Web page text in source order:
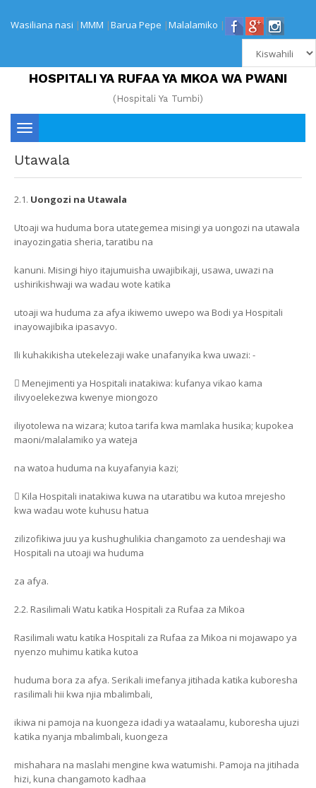
Wasiliana nasi |MMM |Barua Pepe |Malalamiko |
HOSPITALI YA RUFAA YA MKOA WA PWANI
(Hospitali Ya Tumbi)
Toggle
navigation
Utawala
2.1. Uongozi na Utawala
Utoaji wa huduma bora utategemea misingi ya uongozi na utawala
inayozingatia sheria, taratibu na
kanuni. Misingi hiyo itajumuisha uwajibikaji, usawa, uwazi na
ushirikishwaji wa wadau wote katika
utoaji wa huduma za afya ikiwemo uwepo wa Bodi ya Hospitali
inayowajibika ipasavyo.
Ili kuhakikisha utekelezaji wake unafanyika kwa uwazi: -
 Menejimenti ya Hospitali inatakiwa: kufanya vikao kama
ilivyoelekezwa kwenye miongozo
iliyotolewa na wizara; kutoa tarifa kwa mamlaka husika; kupokea
maoni/malalamiko ya wateja
na watoa huduma na kuyafanyia kazi;
 Kila Hospitali inatakiwa kuwa na utaratibu wa kutoa mrejesho
kwa wadau wote kuhusu hatua
zilizofikiwa juu ya kushughulikia changamoto za uendeshaji wa
Hospitali na utoaji wa huduma
za afya.
2.2. Rasilimali Watu katika Hospitali za Rufaa za Mikoa
Rasilimali watu katika Hospitali za Rufaa za Mikoa ni mojawapo ya
nyenzo muhimu katika kutoa
huduma bora za afya. Serikali imefanya jitihada katika kuboresha
rasilimali hii kwa njia mbalimbali,
ikiwa ni pamoja na kuongeza idadi ya wataalamu, kuboresha ujuzi
katika nyanja mbalimbali, kuongeza
mishahara na maslahi mengine kwa watumishi. Pamoja na jitihada
hizi, kuna changamoto kadhaa